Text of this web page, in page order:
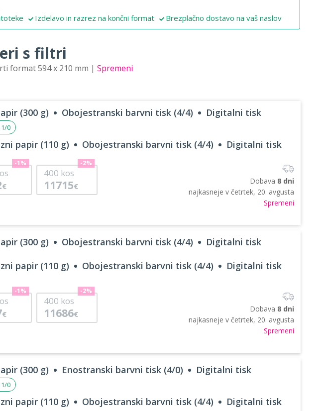
Izdelavo in razrez na končni format Brezplačno dostavo na vaš naslov
s filtri
format 594 x 210 mm | Spremeni
(300 g) Obojestranski barvni tisk (4/4) Digitalni tisk
0
papir (110 g) Obojestranski barvni tisk (4/4) Digitalni tisk
€
-1%
400 kos
11715€
-2%
Dobava 8 dni
najkasneje v četrtek, 20. avgusta
Spremeni
(300 g) Obojestranski barvni tisk (4/4) Digitalni tisk
papir (110 g) Obojestranski barvni tisk (4/4) Digitalni tisk
€
-1%
400 kos
11686€
-2%
Dobava 8 dni
najkasneje v četrtek, 20. avgusta
Spremeni
(300 g) Enostranski barvni tisk (4/0) Digitalni tisk
0
papir (110 g) Obojestranski barvni tisk (4/4) Digitalni tisk